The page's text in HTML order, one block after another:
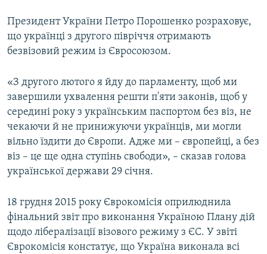
Президент України Петро Порошенко розраховує,
що українці з другого півріччя отримають
безвізовий режим із Євросоюзом.
«З другого лютого я йду до парламенту, щоб ми
завершили ухвалення решти п'яти законів, щоб у
середині року з українським паспортом без віз, не
чекаючи й не принижуючи українців, ми могли
вільно їздити до Європи. Адже ми – європейці, а без
віз – це ще одна ступінь свободи», – сказав голова
української держави 29 січня.
18 грудня 2015 року Єврокомісія оприлюднила
фінальний звіт про виконання Україною Плану дій
щодо лібералізації візового режиму з ЄС. У звіті
Єврокомісія констатує, що Україна виконала всі